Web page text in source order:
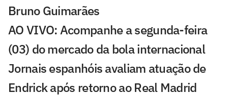
Bruno Guimarães
AO VIVO: Acompanhe a segunda-feira
(03) do mercado da bola internacional
Jornais espanhóis avaliam atuação de
Endrick após retorno ao Real Madrid